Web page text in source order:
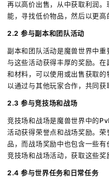
再以高价出售，从中获取利润
能，寻找低价物品，然后以更高
2.2 参与副本和团队活动
副本和团队活动是魔兽世界中
与这些活动获得丰厚的奖励。
和材料，可以使用或出售获取
以通过与其他玩家合作，共同获
2.3 参与竞技场和战场
竞技场和战场是魔兽世界中的
活动获得荣誉点和战场奖励。
品，而战场奖励中也包含一些
竞技场和战场活动，获取这些奖
2.4 参与世界任务和日常任务